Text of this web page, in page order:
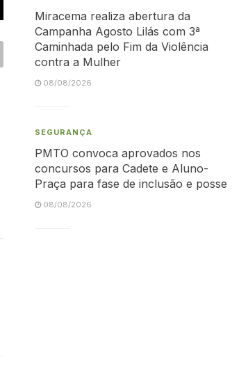
Miracema realiza abertura da
Campanha Agosto Lilás com 3ª
Caminhada pelo Fim da Violência
contra a Mulher
08/08/2026
SEGURANÇA
PMTO convoca aprovados nos
concursos para Cadete e Aluno-
Praça para fase de inclusão e posse
08/08/2026